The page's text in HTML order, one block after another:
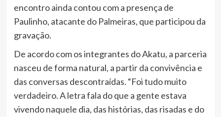
encontro ainda contou com a presença de
Paulinho, atacante do Palmeiras, que participou da
gravação.
De acordo com os integrantes do Akatu, a parceria
nasceu de forma natural, a partir da convivência e
das conversas descontraídas. “Foi tudo muito
verdadeiro. A letra fala do que a gente estava
vivendo naquele dia, das histórias, das risadas e do